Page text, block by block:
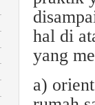
hal di
yang
a)